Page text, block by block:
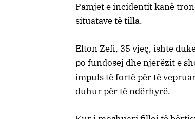
Pamjet e incidentit kanë
situatave të tilla.
Elton Zefi, 35 vjeç, ishte
po fundosej dhe njerëzit e
impuls të fortë për të
duhur për të ndërhyrë.